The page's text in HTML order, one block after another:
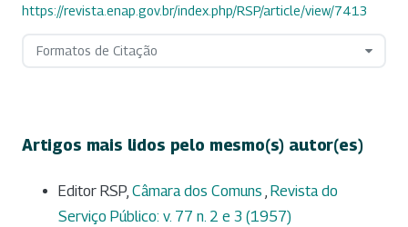
https://revista.enap.gov.br/index.php/RSP/article/view/7413
Formatos de Citação
Artigos mais lidos pelo mesmo(s) autor(es)
Editor RSP, Câmara dos Comuns , Revista do
Serviço Público: v. 77 n. 2 e 3 (1957)